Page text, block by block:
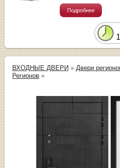
Подробнее
ВХОДНЫЕ ДВЕРИ » Двери
Регионов »